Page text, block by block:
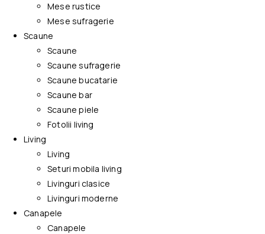
Mese rustice
Mese sufragerie
Scaune
Scaune
Scaune sufragerie
Scaune bucatarie
Scaune bar
Scaune piele
Fotolii living
Living
Living
Seturi mobila living
Livinguri clasice
Livinguri moderne
Canapele
Canapele